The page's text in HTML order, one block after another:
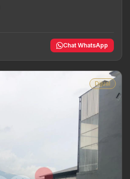
Chat WhatsApp
Dijual